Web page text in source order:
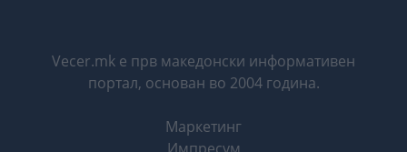
Vecer.mk е прв македонски информативен
портал, основан во 2004 година.
Маркетинг